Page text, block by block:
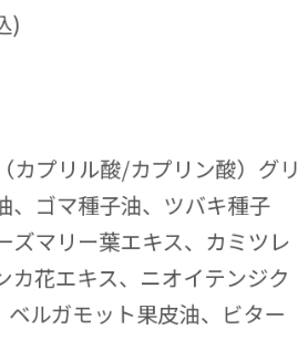
)
カプリル酸/カプリン酸）グリ
、ゴマ種子油、ツバキ種子
ズマリー葉エキス、カミツレ
カ花エキス、ニオイテンジク
ベルガモット果皮油、ビター